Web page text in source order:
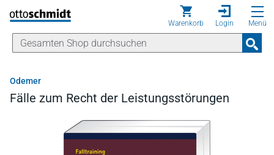
Direkt zum Inhalt
Warenkorb Login Menü
Odemer
Fälle zum Recht der Leistungsstörungen